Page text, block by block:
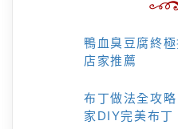
鴨血臭豆腐終
店家推薦
布丁做法全攻
家DIY完美布丁